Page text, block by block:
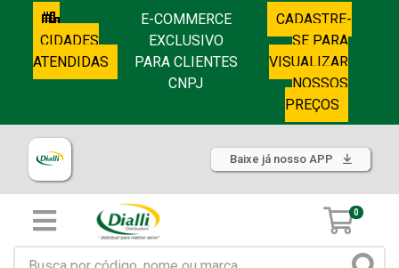
CIDADES
ATENDIDAS
E-COMMERCE
EXCLUSIVO
PARA CLIENTES
CNPJ
CADASTRE-
SE PARA
VISUALIZAR
NOSSOS
PREÇOS
Baixe já nosso APP
0